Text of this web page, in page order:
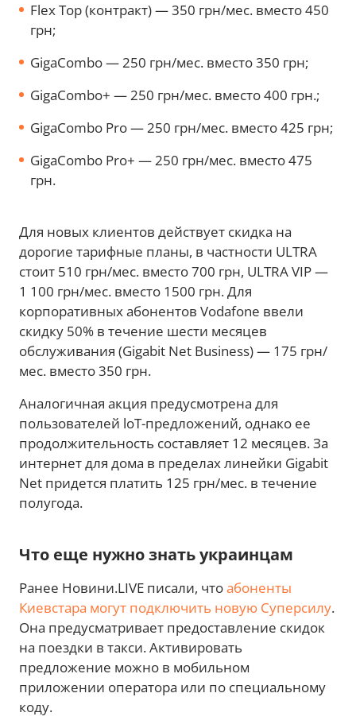
Flex Top (контракт) — 350 грн/мес. вместо 450
грн;
GigaCombo — 250 грн/мес. вместо 350 грн;
GigaCombo+ — 250 грн/мес. вместо 400 грн.;
GigaCombo Pro — 250 грн/мес. вместо 425 грн;
GigaCombo Pro+ — 250 грн/мес. вместо 475
грн.
Для новых клиентов действует скидка на
дорогие тарифные планы, в частности ULTRA
стоит 510 грн/мес. вместо 700 грн, ULTRA VIP —
1 100 грн/мес. вместо 1500 грн. Для
корпоративных абонентов Vodafone ввели
скидку 50% в течение шести месяцев
обслуживания (Gigabit Net Business) — 175 грн/
мес. вместо 350 грн.
Аналогичная акция предусмотрена для
пользователей loT-предложений, однако ее
продолжительность составляет 12 месяцев. За
интернет для дома в пределах линейки Gigabit
Net придется платить 125 грн/мес. в течение
полугода.
Что еще нужно знать украинцам
Ранее Новини.LIVE писали, чтоабоненты
Киевстара могут подключить новую Суперсилу.
Она предусматривает предоставление скидок
на поездки в такси. Активировать
предложение можно в мобильном
приложении оператора или по специальному
коду.